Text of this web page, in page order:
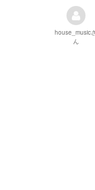
house_musicさ
ん